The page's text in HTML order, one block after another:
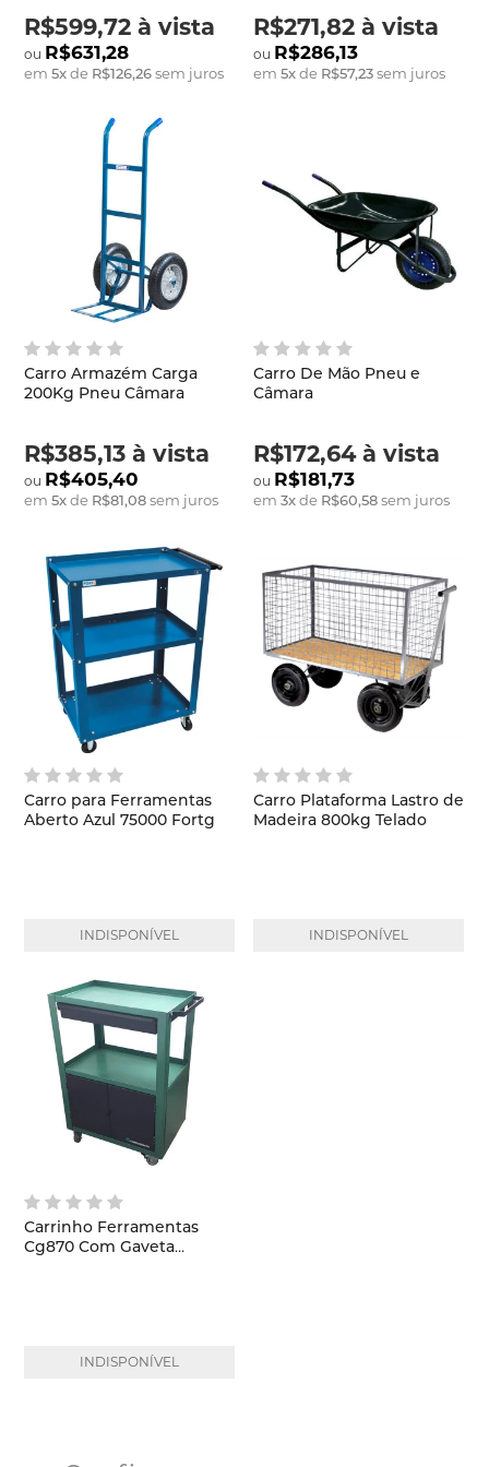
R$599,72 à vista
R$631,28
em5xde R$126,26sem juros
R$271,82à vista
R$286,13
em 5xde R$57,23sem juros
Carro Armazém Carga
200Kg Pneu Câmara
R$385,13 à vista
R$405,40
em5xde R$81,08sem juros
Carro De Mão Pneu e
Câmara
R$172,64à vista
R$181,73
em 3xde R$60,58sem juros
Carro para Ferramentas
Aberto Azul 75000 Fortg
INDISPONÍVEL
Carro Plataforma Lastro de
Madeira 800kg Telado
INDISPONÍVEL
Carrinho Ferramentas
Cg870 Com Gaveta
INDISPONÍVEL